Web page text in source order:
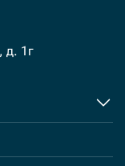
д. 1г